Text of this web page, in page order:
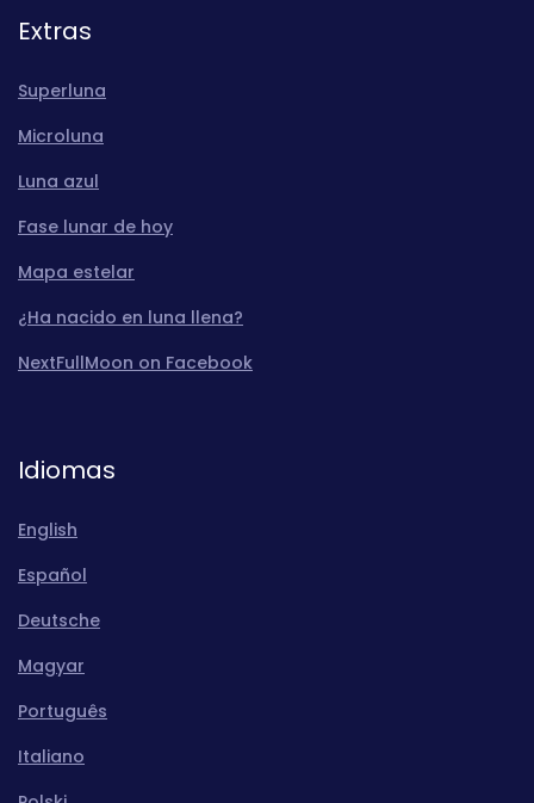
Extras
Superluna
Microluna
Luna azul
Fase lunar de hoy
Mapa estelar
¿Ha nacido en luna llena?
NextFullMoon on Facebook
Idiomas
English
Español
Deutsche
Magyar
Português
Italiano